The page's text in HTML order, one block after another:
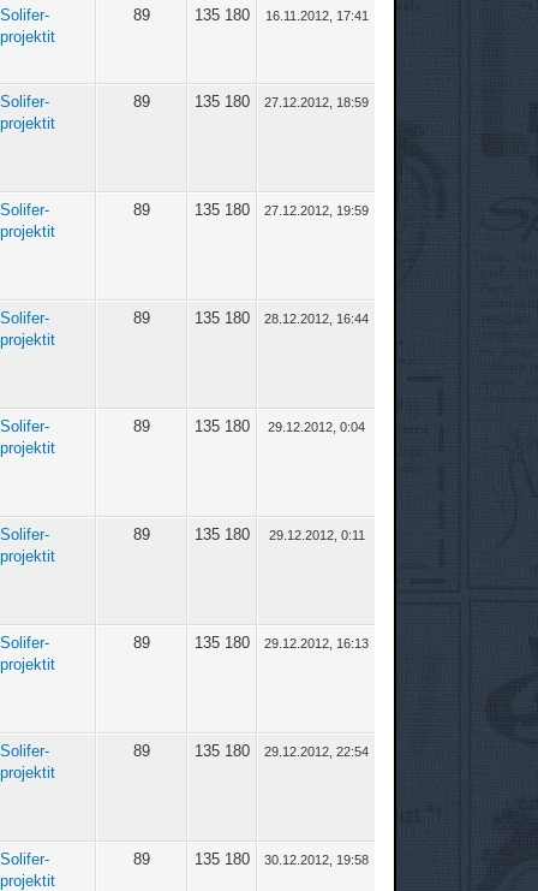
Solifer-
projektit
89 135 180 16.11.2012, 17:41
Solifer-
projektit
89 135 180 27.12.2012, 18:59
Solifer-
projektit
89 135 180 27.12.2012, 19:59
Solifer-
projektit
89 135 180 28.12.2012, 16:44
Solifer-
projektit
89 135 180 29.12.2012, 0:04
Solifer-
projektit
89 135 180 29.12.2012, 0:11
Solifer-
projektit
89 135 180 29.12.2012, 16:13
Solifer-
projektit
89 135 180 29.12.2012, 22:54
Solifer-
projektit
89 135 180 30.12.2012, 19:58